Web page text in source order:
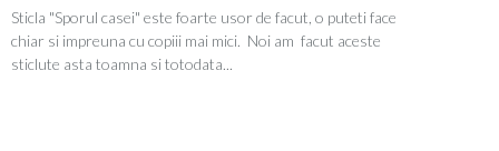
Sticla "Sporul casei" este foarte usor de facut, o puteti face
chiar si impreuna cu copiii mai mici. Noi am facut aceste
sticlute asta toamna si totodata...